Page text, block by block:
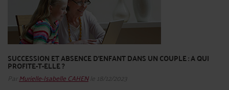
SUCCESSION ET ABSENCE D'ENFANT DANS UN COUPLE : A QUI
PROFITE-T-ELLE ?
Par Murielle-Isabelle CAHENle 18/12/2023